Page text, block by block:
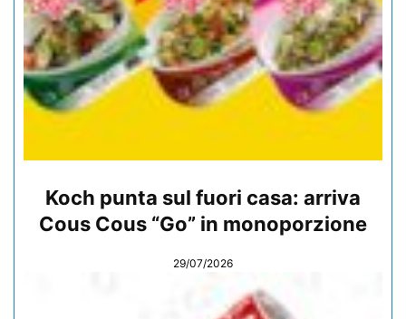
Koch punta sul fuori casa: arriva
Cous Cous “Go” in monoporzione
29/07/2026